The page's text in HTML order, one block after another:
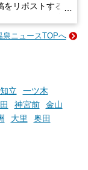
をリポストする
をプレゼントい
泉ニュースTOPへ
知立
一ツ木
神宮前
金山
大里
奥田